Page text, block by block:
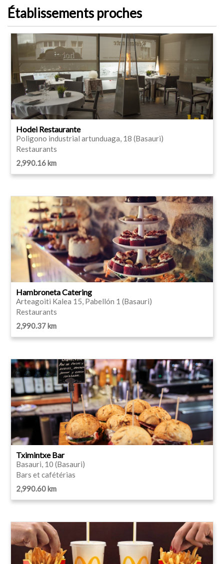
Établissements proches
Hodei Restaurante
Poligono industrial artunduaga, 18 (Basauri)
Restaurants
2,990.16 km
Hambroneta Catering
Arteagoiti Kalea 15, Pabellón 1 (Basauri)
Restaurants
2,990.37 km
Tximintxe Bar
Basauri, 10 (Basauri)
Bars et cafétérias
2,990.60 km